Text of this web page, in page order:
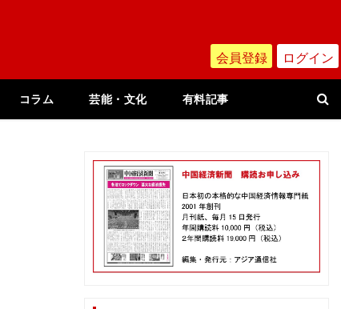
会員登録 ログイン
コラム 芸能・文化 有料記事